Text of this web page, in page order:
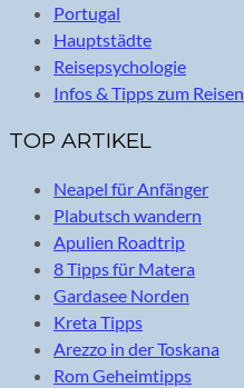
Portugal
Hauptstädte
Reisepsychologie
Infos & Tipps zum Reisen
TOP ARTIKEL
Neapel für Anfänger
Plabutsch wandern
Apulien Roadtrip
8 Tipps für Matera
Gardasee Norden
Kreta Tipps
Arezzo in der Toskana
Rom Geheimtipps